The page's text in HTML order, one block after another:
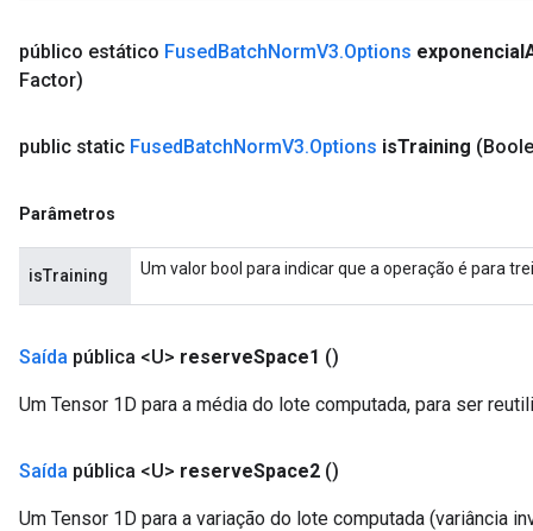
público estático FusedBatchNormV3.Options exponencial
Factor)
public static FusedBatchNormV3.Options isTraining
Parâmetros
isTraining Um valor bool para indicar que a operação é para
Saída pública <U> reserveSpace1 ()
Um Tensor 1D para a média do lote computada, para ser
Saída pública <U> reserveSpace2 ()
Um Tensor 1D para a variação do lote computada (variância